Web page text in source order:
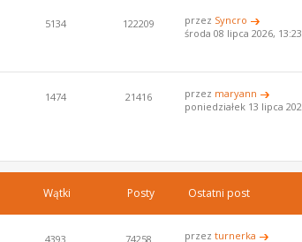
5134 122209 przez Syncro
środa 08 lipca 2026, 13:23
1474 21416 przez maryann
poniedziałek 13 lipca
Wątki Posty Ostatni post
4393 74258 przezturnerka